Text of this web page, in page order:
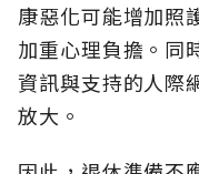
康惡化可能增加照
加重心理負擔。同
資訊與支持的人際
放大。